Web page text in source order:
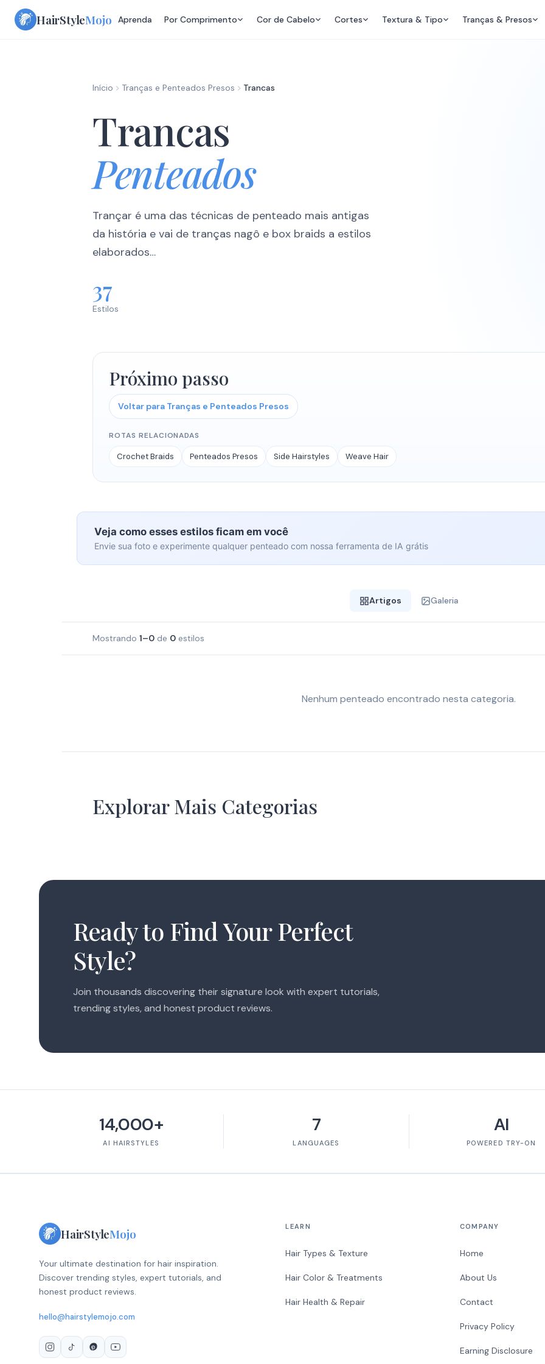
Skip
HairStyleMojo Aprenda Por Comprimento Cor de Cabelo Cortes Textura & Tipo Tranças & Presos
Início Tranças e Penteados Presos Trancas
Trancas
Penteados
Trançar é uma das técnicas de penteado mais antigas
da história e vai de tranças nagô e box braids a estilos
elaborados…
37
Estilos
Próximo passo
Voltar para Tranças e Penteados Presos
ROTAS RELACIONADAS
Crochet Braids Penteados Presos Side Hairstyles Weave Hair
Veja como esses estilos ficam em você
Envie sua foto e experimente qualquer penteado com nossa ferramenta de IA grátis
Artigos Galeria
Mostrando 1–0 de 0 estilos
Nenhum penteado encontrado nesta categoria.
Explorar Mais Categorias
Crochet Braids
10 Estilos
Penteados Presos
3 Estilos
Ready to Find Your Perfect
Style?
Join thousands discovering their signature look with expert tutorials,
trending styles, and honest product reviews.
14,000+
AI HAIRSTYLES
7
LANGUAGES
AI
POWERED TRY-ON
HairStyleMojo
Your ultimate destination for hair inspiration.
Discover trending styles, expert tutorials, and
honest product reviews.
hello@hairstylemojo.com
LEARN
Hair Types & Texture
Hair Color & Treatments
Hair Health & Repair
COMPANY
Home
About Us
Contact
Privacy Policy
Earning Disclosure